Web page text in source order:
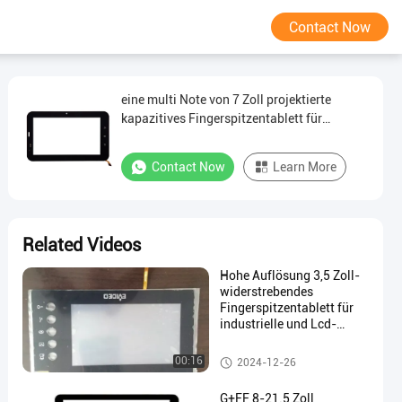
Contact Now
eine multi Note von 7 Zoll projektierte
kapazitives Fingerspitzentablett für
Contact Now Learn More
Related Videos
00:16
Hohe Auflösung 3,5 Zoll-
widerstrebendes
Fingerspitzentablett für
industrielle und Lcd-
Widerstrebendes Fingerspitzen
tablett
2024-12-26
G+FF 8-21.5 Zoll